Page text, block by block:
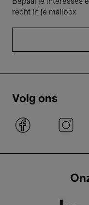
Bepaal je interesses
recht in je mailbox
Volg ons